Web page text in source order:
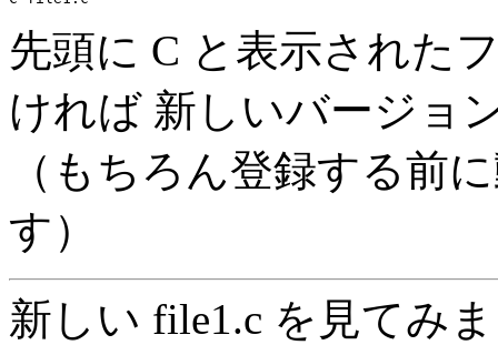
先頭に C と表示された
ければ 新しいバージョ
（もちろん登録する前
す）
新しい file1.c を見てみ